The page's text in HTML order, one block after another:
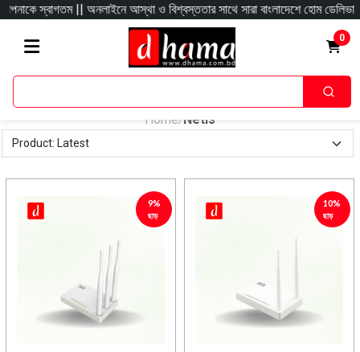
|| অনলাইনে আস্থা ও বিশ্বস্ততার সাথে সারা বাংলাদেশে হোম ডেলিভারী দিয়ে
0
Home/ Netis
9%
ছাড়
10%
ছাড়